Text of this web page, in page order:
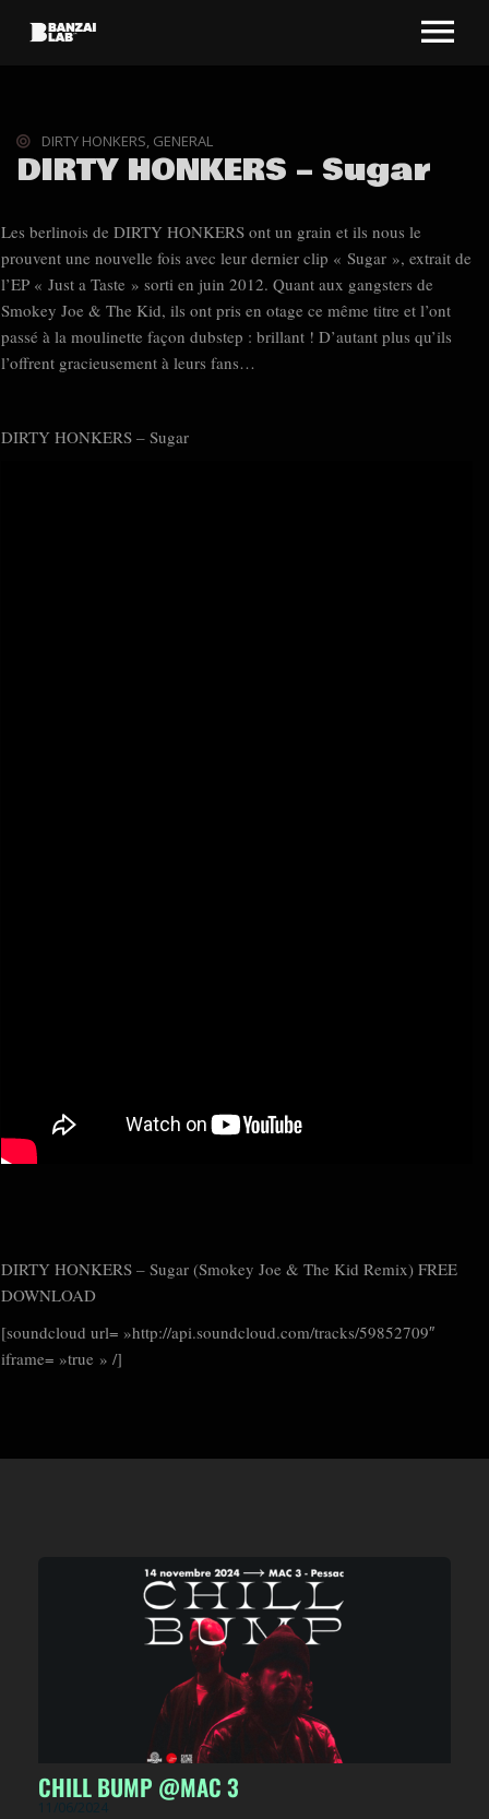
DIRTY HONKERS, GENERAL
DIRTY HONKERS – Sugar
Les berlinois de DIRTY HONKERS ont un grain et ils nous le
prouvent une nouvelle fois avec leur dernier clip « Sugar », extrait de
l’EP « Just a Taste » sorti en juin 2012. Quant aux gangsters de
Smokey Joe & The Kid, ils ont pris en otage ce même titre et l’ont
passé à la moulinette façon dubstep : brillant ! D’autant plus qu’ils
l’offrent gracieusement à leurs fans…
DIRTY HONKERS – Sugar
DIRTY HONKERS – Sugar (Smokey Joe & The Kid Remix) FREE
DOWNLOAD
[soundcloud url= »http://api.soundcloud.com/tracks/59852709″
iframe= »true » /]
CHILL BUMP @MAC 3
11/06/2024